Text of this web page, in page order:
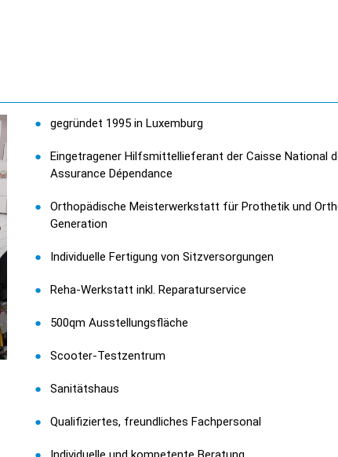
gegründet 1995 in Luxemburg
Eingetragener Hilfsmittellieferant der Caisse National
Assurance Dépendance
Orthopädische Meisterwerkstatt für Prothetik und
Generation
Individuelle Fertigung von Sitzversorgungen
Reha-Werkstatt inkl. Reparaturservice
500qm Ausstellungsfläche
Scooter-Testzentrum
Sanitätshaus
Qualifiziertes, freundliches Fachpersonal